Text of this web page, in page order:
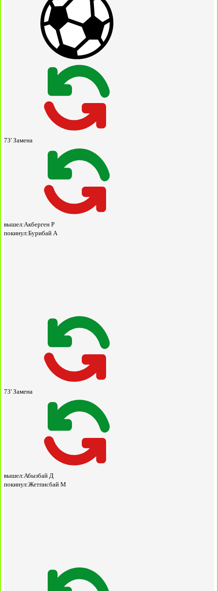
73' Замена
вышел:Акберген Р
покинул:Бурибай А
73' Замена
вышел:Абызбай Д
покинул:Жетписбай М